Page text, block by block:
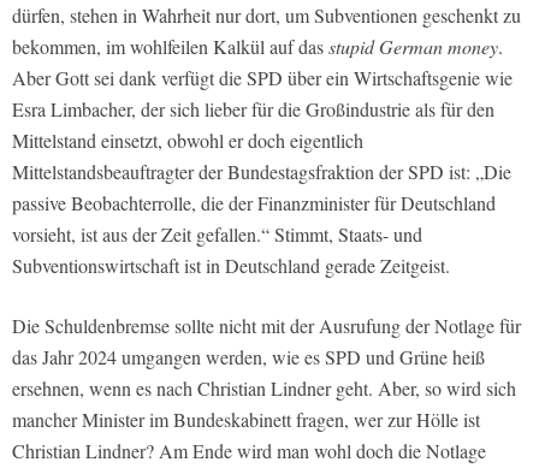
dürfen, stehen in Wahrheit nur dort, um Subventionen geschenkt zu
bekommen, im wohlfeilen Kalkül auf dasstupid German money.
Aber Gott sei dank verfügt die SPD über ein Wirtschaftsgenie wie
Esra Limbacher, der sich lieber für die Großindustrie als für den
Mittelstand einsetzt, obwohl er doch eigentlich
Mittelstandsbeauftragter der Bundestagsfraktion der SPD ist: „Die
passive Beobachterrolle, die der Finanzminister für Deutschland
vorsieht, ist aus der Zeit gefallen.“ Stimmt, Staats- und
Subventionswirtschaft ist in Deutschland gerade Zeitgeist.
Die Schuldenbremse sollte nicht mit der Ausrufung der Notlage für
das Jahr 2024 umgangen werden, wie es SPD und Grüne heiß
ersehnen, wenn es nach Christian Lindner geht. Aber, so wird sich
mancher Minister im Bundeskabinett fragen, wer zur Hölle ist
Christian Lindner? Am Ende wird man wohl doch die Notlage